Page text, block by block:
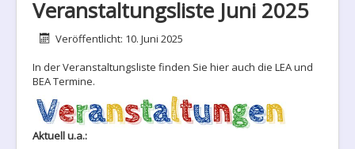
Veranstaltungsliste Juni 2025
DetailsVeröffentlicht: 10. Juni 2025
In der Veranstaltungsliste finden Sie hier auch die LEA und
BEA Termine.
Aktuell u.a.: